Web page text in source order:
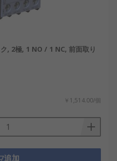
や自動車生産ラインな
断する分野で重要な役
完的な存在であり、用
在し、使用する機器や
ます。国内の再生可能
る産業用ロボットなど
たタイプが採用されま
接触器に取り付けら
, 2極, 1 NO / 1 NC, 前面取り
￥1,514.00/個
追加